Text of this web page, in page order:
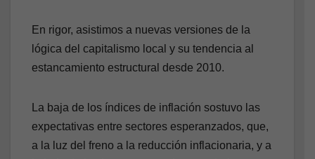
En rigor, asistimos a nuevas versiones de la
lógica del capitalismo local y su tendencia al
estancamiento estructural desde 2010.
La baja de los índices de inflación sostuvo las
expectativas entre sectores esperanzados, que,
a la luz del freno a la reducción inflacionaria, y a